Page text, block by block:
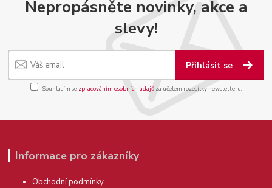
Nepropásněte novinky, akce a
slevy!
Přihlásit se
Souhlasím se zpracováním osobních údajůza účelem rozesílky newsletteru.
Informace pro zákazníky
Obchodní podmínky